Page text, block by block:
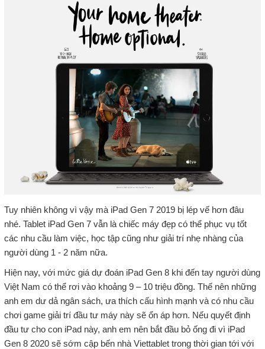
Tuy nhiên không vì vậy mà iPad Gen 7 2019 bị lép vế hơn đâu
nhé. Tablet iPad Gen 7 vẫn là chiếc máy đẹp có thể phục vụ tốt
các nhu cầu làm việc, học tập cũng như giải trí nhẹ nhàng của
người dùng 1 - 2 năm nữa.
Hiện nay, với mức giá dự đoán iPad Gen 8 khi đến tay người dùng
Việt Nam có thể rơi vào khoảng 9 – 10 triệu đồng. Thế nên những
anh em dư dả ngân sách, ưa thích cấu hình mạnh và có nhu cầu
chơi game giải trí đầu tư máy này sẽ ổn áp hơn. Nếu quyết định
đầu tư cho con iPad này, anh em nên bắt đầu bỏ ống đi vì iPad
Gen 8 2020 sẽ sớm cập bến nhà Viettablet trong thời gian tới với